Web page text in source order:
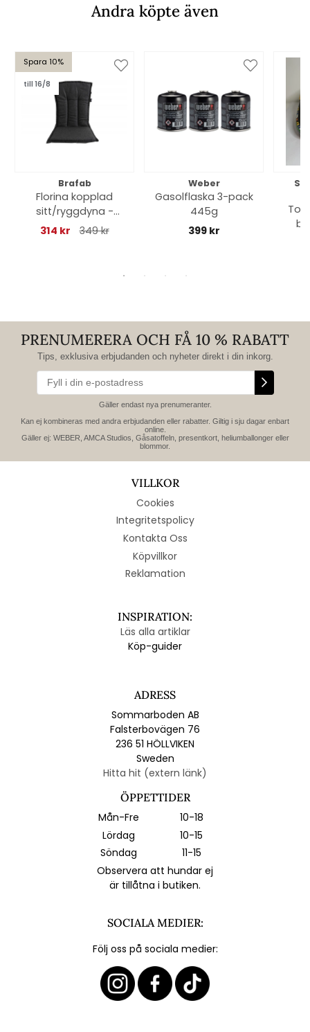
Andra köpte även
Spara 10%
till 16/8
Brafab
Florina kopplad
sitt/ryggdyna -
antracit
314 kr 349 kr
Weber
Gasolflaska 3-pack
445g
399 kr
PRENUMERERA OCH FÅ 10 % RABATT
Tips, exklusiva erbjudanden och nyheter direkt i din inkorg.
Gäller endast nya prenumeranter.
Kan ej kombineras med andra erbjudanden eller rabatter. Giltig i sju dagar enbart
online.
Gäller ej: WEBER, AMCA Studios, Gåsatoffeln, presentkort, heliumballonger eller
blommor.
VILLKOR
Cookies
Integritetspolicy
Kontakta Oss
Köpvillkor
Reklamation
INSPIRATION:
Läs alla artiklar
Köp-guider
ADRESS
Sommarboden AB
Falsterbovägen 76
236 51 HÖLLVIKEN
Sweden
Hitta hit (extern länk)
ÖPPETTIDER
Mån-Fre
10-18
Lördag
10-15
Söndag
11-15
Observera att hundar ej
är tillåtna i butiken.
SOCIALA MEDIER:
Följ oss på sociala medier: